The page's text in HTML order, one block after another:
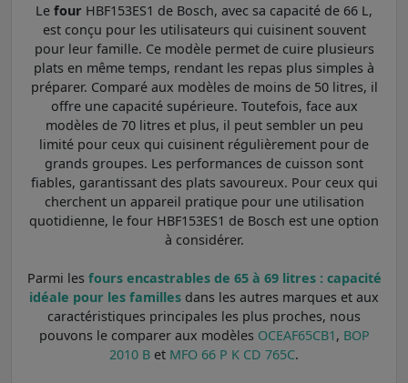
Le four HBF153ES1 de Bosch, avec sa capacité de 66 L,
est conçu pour les utilisateurs qui cuisinent souvent
pour leur famille. Ce modèle permet de cuire plusieurs
plats en même temps, rendant les repas plus simples à
préparer. Comparé aux modèles de moins de 50 litres, il
offre une capacité supérieure. Toutefois, face aux
modèles de 70 litres et plus, il peut sembler un peu
limité pour ceux qui cuisinent régulièrement pour de
grands groupes. Les performances de cuisson sont
fiables, garantissant des plats savoureux. Pour ceux qui
cherchent un appareil pratique pour une utilisation
quotidienne, le four HBF153ES1 de Bosch est une option
à considérer.
Parmi les fours encastrables de 65 à 69 litres : capacité
idéale pour les familles dans les autres marques et aux
caractéristiques principales les plus proches, nous
pouvons le comparer aux modèles OCEAF65CB1 , BOP
2010 B et MFO 66 P K CD 765C.